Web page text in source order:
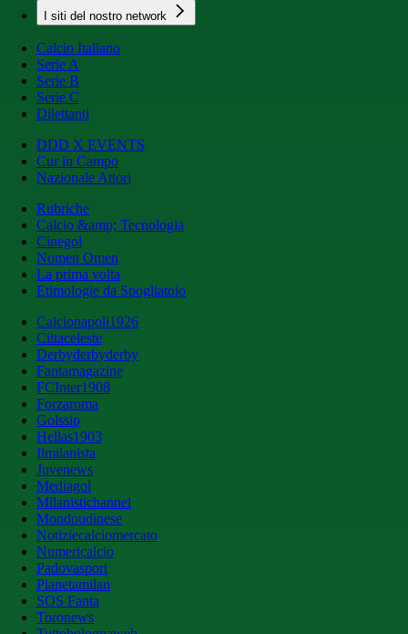
I siti del nostro network
Calcio Italiano
Serie A
Serie B
Serie C
Dilettanti
DDD X EVENTS
Cur in Campo
Nazionale Attori
Rubriche
Calcio &amp; Tecnologia
Cinegol
Nomen Omen
La prima volta
Etimologie da Spogliatoio
Calcionapoli1926
Cittaceleste
Derbyderbyderby
Fantamagazine
FCInter1908
Forzaroma
Golssip
Hellas1903
Ilmilanista
Juvenews
Mediagol
Milanistichannel
Mondoudinese
Notiziecalciomercato
Numericalcio
Padovasport
Pianetamilan
SOS Fanta
Toronews